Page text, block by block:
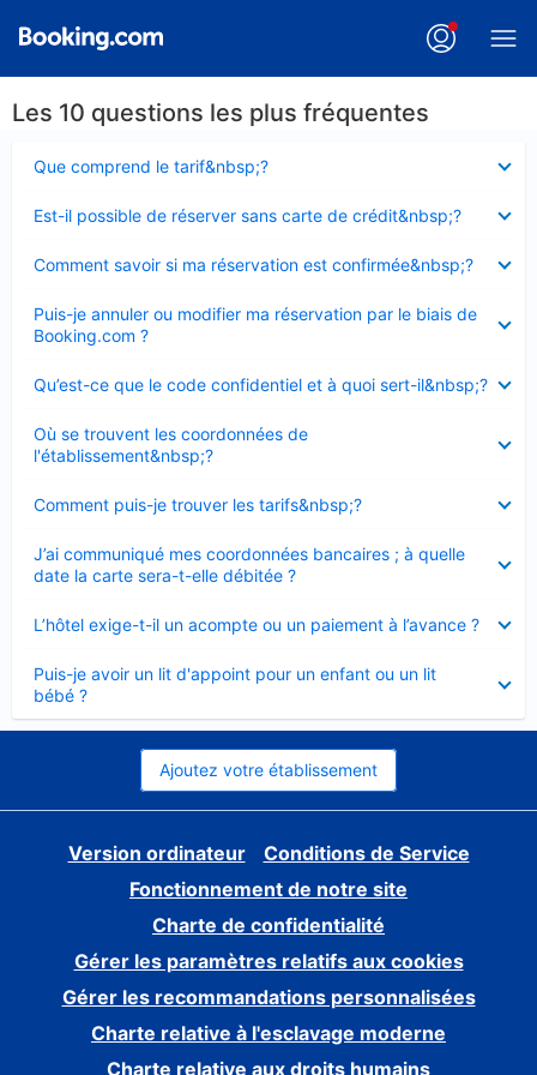
Les 10 questions les plus fréquentes
Que comprend le tarif&nbsp;?
fermé
Est-il possible de réserver sans carte de crédit&nbsp;?
fermé
Comment savoir si ma réservation est confirmée&nbsp;?
fermé
Puis-je annuler ou modifier ma réservation par le biais de
Booking.com ?
fermé
Qu’est-ce que le code confidentiel et à quoi sert-il&nbsp;?
fermé
Où se trouvent les coordonnées de
l'établissement&nbsp;?
fermé
Comment puis-je trouver les tarifs&nbsp;?
fermé
J’ai communiqué mes coordonnées bancaires ; à quelle
date la carte sera-t-elle débitée ?
fermé
L’hôtel exige-t-il un acompte ou un paiement à l’avance ?
fermé
Puis-je avoir un lit d'appoint pour un enfant ou un lit
bébé ?
fermé
Ajoutez votre établissement
Version ordinateur
Conditions de Service
Fonctionnement de notre site
Charte de confidentialité
Gérer les paramètres relatifs aux cookies
Gérer les recommandations personnalisées
Charte relative à l'esclavage moderne
Charte relative aux droits humains